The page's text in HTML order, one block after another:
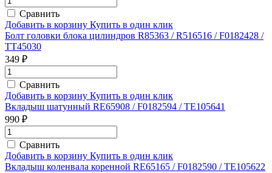
Сравнить
Добавить в корзину Купить в один клик
Болт головки блока цилиндров R85363 / R516516 / F0182428 /
TT45030
349 ₽
Сравнить
Добавить в корзину Купить в один клик
Вкладыш шатунный RE65908 / F0182594 / TE105641
990 ₽
Сравнить
Добавить в корзину Купить в один клик
Вкладыш коленвала коренной RE65165 / F0182590 / TE105622